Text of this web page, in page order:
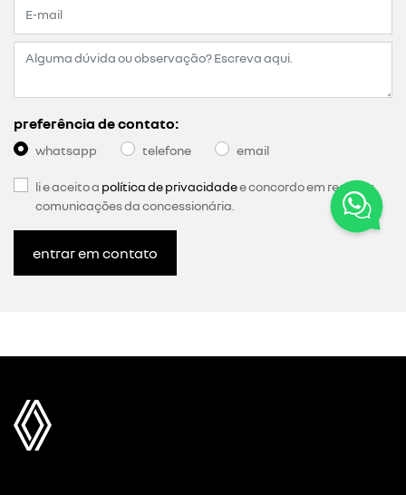
preferência de contato:
whatsapp telefone email
li e aceito a política de privacidadee concordo em receber
comunicações da concessionária.
entrar em contato